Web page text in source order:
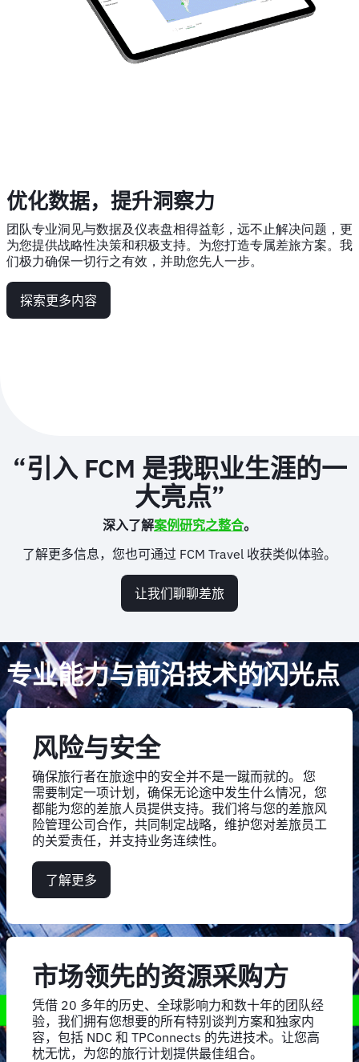
优化数据，提升洞察力
团队专业洞见与数据及仪表盘相得益彰，远不止解决问题，更
为您提供战略性决策和积极支持。为您打造专属差旅方案。我
们极力确保一切行之有效，并助您先人一步。
探索更多内容
“引入 FCM 是我职业生涯的一
大亮点”
深入了解案例研究之整合。
了解更多信息，您也可通过 FCM Travel 收获类似体验。
让我们聊聊差旅
专业能力与前沿技术的闪光点
风险与安全
确保旅行者在旅途中的安全并不是一蹴而就的。 您
需要制定一项计划，确保无论途中发生什么情况，您
都能为您的差旅人员提供支持。我们将与您的差旅风
险管理公司合作，共同制定战略，维护您对差旅员工
的关爱责任，并支持业务连续性。
了解更多
市场领先的资源采购方
凭借 20 多年的历史、全球影响力和数十年的团队经
验，我们拥有您想要的所有特别谈判方案和独家内
容，包括 NDC 和 TPConnects 的先进技术。让您高
枕无忧，为您的旅行计划提供最佳组合。